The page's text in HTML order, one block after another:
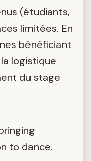
(étudiants,
limitées. En
bénéficiant
logistique
du stage
to dance.